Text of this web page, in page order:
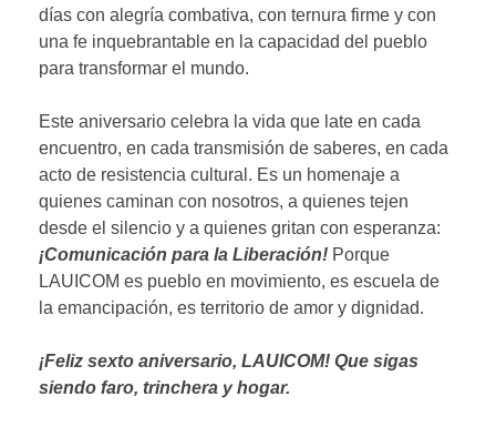
días con alegría combativa, con ternura firme y con
una fe inquebrantable en la capacidad del pueblo
para transformar el mundo.
Este aniversario celebra la vida que late en cada
encuentro, en cada transmisión de saberes, en cada
acto de resistencia cultural. Es un homenaje a
quienes caminan con nosotros, a quienes tejen
desde el silencio y a quienes gritan con esperanza:
¡Comunicación para la Liberación! Porque
LAUICOM es pueblo en movimiento, es escuela de
la emancipación, es territorio de amor y dignidad.
¡Feliz sexto aniversario, LAUICOM! Que sigas
siendo faro, trinchera y hogar.